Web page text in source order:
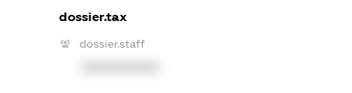
dossier.tax
dossier.staff